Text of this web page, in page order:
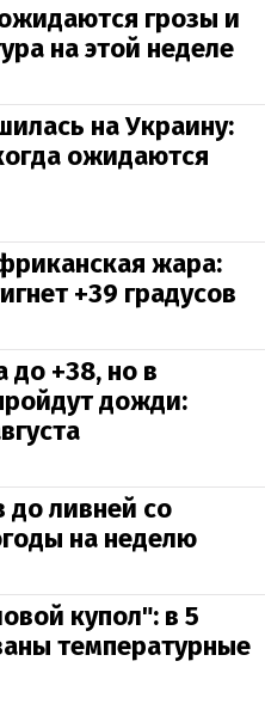
грозы и
на этой неделе
на Украину:
ожидаются
жара:
+39 градусов
до +38, но в
дожди:
до ливней со
на неделю
купол": в 5
температурные